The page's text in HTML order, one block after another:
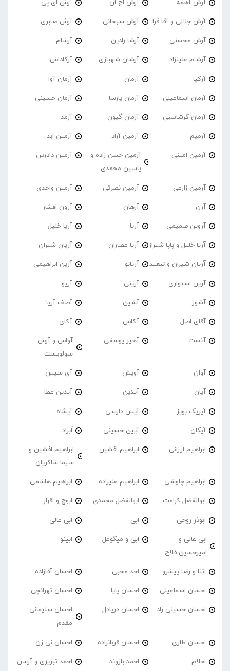
آرش آهمه آرش اچ ان آرش ای پی
آرش جلالی و آقا فرا آرش سبحانی آرش صابری
آرش محسنی آرشا رادین آرشام
آرشام علینژاد آرشان شهبازی آرکاداش
آرکیا آرمان آرمان آوا
آرمان اسماعیلی آرمان پارسا آرمان حسینی
آرمان گرشاسبی آرمان گیون آرمد
آرمیم آرمین آراد آرمین ابد
آرمین امینی
آرمین حسن زاده و
یاسین محمدی
آرمین دادرس
آرمین زارعی آرمین نصرتی آرمین واحدی
آرن آرهان آرون افشار
آروین صمیمی آریا آریا خلیل
آریا خلیل و پاپا شیراز آریا عصاران آریان شیران
آریان شیران و تبعید آریانو آرین ابراهیمی
آرین استواری آرینی آریو
آشور آشین آصف آریا
آقای اصل آکاس آکای
آنست آهیر یوسفی
آواس و آرش
سولویست
آوان آویش آی سیس
آیان آیدین آیدین عطا
آیریک بویز آیس دارسی آیشاه
آیکان آیین حسینی اَبراد
ابراهیم ارزانی ابراهیم افشین
ابراهیم افشین و
سیما شاکریان
ابراهیم چاوشی ابراهیم علیزاده ابراهیم هاشمی
ابوالفضل کرامت ابوالفضل محمدی ابوچ و اقرار
ابوذر روحی ابی ابی عالی
ابی عالی و
امیرحسین فلاح
ابی و میگوعل ابینو
اثنا و رضا پیشرو احد محبی احسان آقازاده
احسان اسماعیلی احسان پایا احسان تهرانچی
احسان حسینی راد احسان دریادل
احسان سلیمانی
مقدم
احسان طاری احسان قربانزاده احسان نی زن
احلام احمد بازوند احمد تبریزی و آرسن